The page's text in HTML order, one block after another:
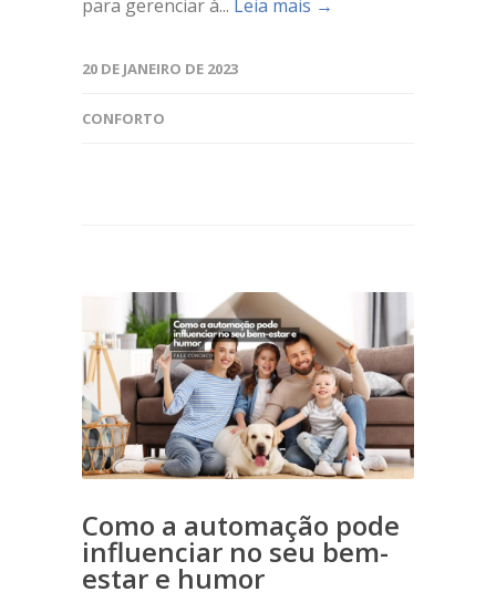
para gerenciar à... Leia mais →
20 DE JANEIRO DE 2023
CONFORTO
Como a automação pode
influenciar no seu bem-
estar e humor